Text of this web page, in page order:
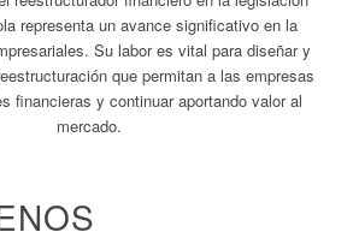
representa un avance significativo en la
Su labor es vital para diseñar y
que permitan a las empresas
financieras y continuar aportando valor al
mercado.